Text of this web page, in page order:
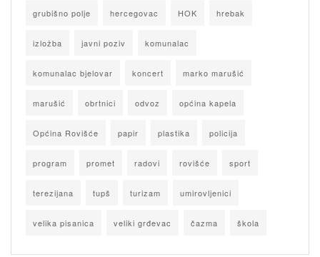
grubišno polje hercegovac HOK hrebak
izložba javni poziv komunalac
komunalac bjelovar koncert marko marušić
marušić obrtnici odvoz općina kapela
Općina Rovišće papir plastika policija
program promet radovi rovišće sport
terezijana tupš turizam umirovljenici
velika pisanica veliki grđevac čazma škola